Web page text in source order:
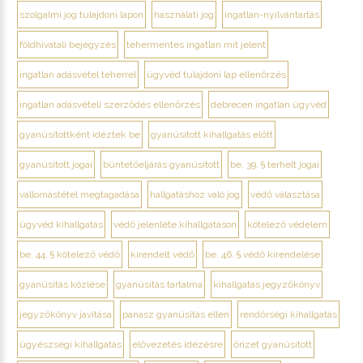
szolgalmi jog tulajdoni lapon használati jog ingatlan-nyilvántartás
földhivatali bejegyzés tehermentes ingatlan mit jelent
ingatlan adásvétel teherrel ügyvéd tulajdoni lap ellenőrzés
ingatlan adásvételi szerződés ellenőrzés debrecen ingatlan ügyvéd
gyanúsítottként idéztek be gyanúsított kihallgatás előtt
gyanúsított jogai büntetőeljárás gyanúsított be. 39. § terhelt jogai
vallomástétel megtagadása hallgatáshoz való jog védő választása
ügyvéd kihallgatás védő jelenléte kihallgatáson kötelező védelem
be. 44. § kötelező védő kirendelt védő be. 46. § védő kirendelése
gyanúsítás közlése gyanúsítás tartalma kihallgatás jegyzőkönyv
jegyzőkönyv javítása panasz gyanúsítás ellen rendőrségi kihallgatás
ügyészségi kihallgatás elővezetés idézésre őrizet gyanúsított